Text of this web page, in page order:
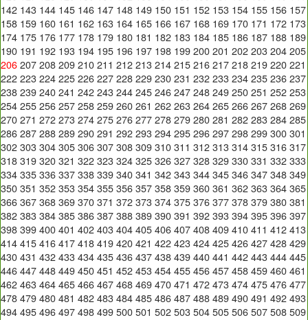
142 143 144 145 146 147 148 149 150 151 152 153 154 155 156 157
158 159 160 161 162 163 164 165 166 167 168 169 170 171 172 173
174 175 176 177 178 179 180 181 182 183 184 185 186 187 188 189
190 191 192 193 194 195 196 197 198 199 200 201 202 203 204 205
206 207 208 209 210 211 212 213 214 215 216 217 218 219 220 221
222 223 224 225 226 227 228 229 230 231 232 233 234 235 236 237
238 239 240 241 242 243 244 245 246 247 248 249 250 251 252 253
254 255 256 257 258 259 260 261 262 263 264 265 266 267 268 269
270 271 272 273 274 275 276 277 278 279 280 281 282 283 284 285
286 287 288 289 290 291 292 293 294 295 296 297 298 299 300 301
302 303 304 305 306 307 308 309 310 311 312 313 314 315 316 317
318 319 320 321 322 323 324 325 326 327 328 329 330 331 332 333
334 335 336 337 338 339 340 341 342 343 344 345 346 347 348 349
350 351 352 353 354 355 356 357 358 359 360 361 362 363 364 365
366 367 368 369 370 371 372 373 374 375 376 377 378 379 380 381
382 383 384 385 386 387 388 389 390 391 392 393 394 395 396 397
398 399 400 401 402 403 404 405 406 407 408 409 410 411 412 413
414 415 416 417 418 419 420 421 422 423 424 425 426 427 428 429
430 431 432 433 434 435 436 437 438 439 440 441 442 443 444 445
446 447 448 449 450 451 452 453 454 455 456 457 458 459 460 461
462 463 464 465 466 467 468 469 470 471 472 473 474 475 476 477
478 479 480 481 482 483 484 485 486 487 488 489 490 491 492 493
494 495 496 497 498 499 500 501 502 503 504 505 506 507 508 509